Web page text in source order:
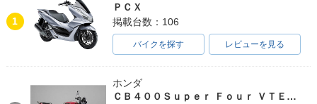
1995年 Giorno・追
1993年 Giorno・追
1993年 Giorno・追
1
ＰＣＸ
掲載台数：106
バイクを探す レビューを見る
ホンダ
ＣＢ４００Ｓｕｐｅｒ Ｆｏｕｒ ＶＴＥＣ ＳＰＥＣ３